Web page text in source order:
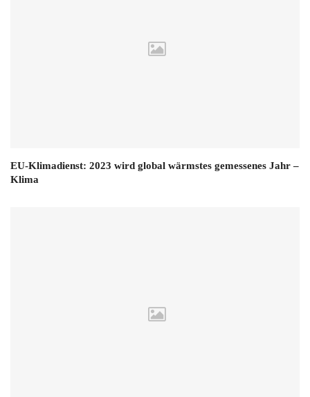
EU-Klimadienst: 2023 wird global wärmstes gemessenes Jahr –
Klima